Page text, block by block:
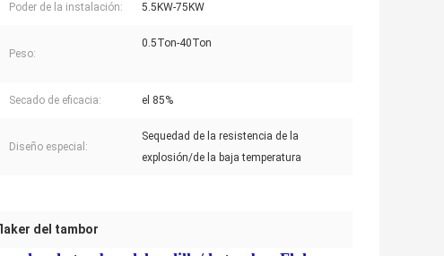
Poder de la instalación: 5.5KW-75KW
Peso:
0.5Ton-40Ton
Secado de eficacia: el 85%
Diseño especial:
Sequedad de la resistencia de la
explosión/de la baja temperatura
del tambor